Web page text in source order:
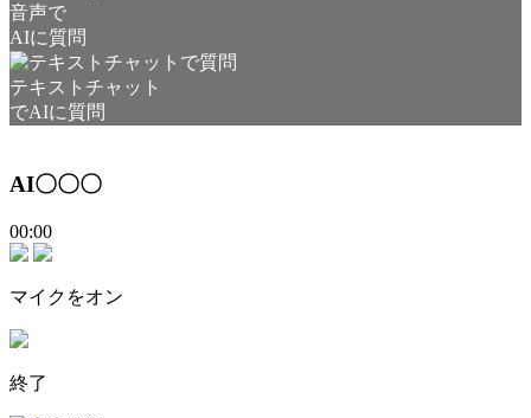
音声で
AIに質問
テキストチャット
でAIに質問
AI〇〇〇
00:00
マイクをオン
終了